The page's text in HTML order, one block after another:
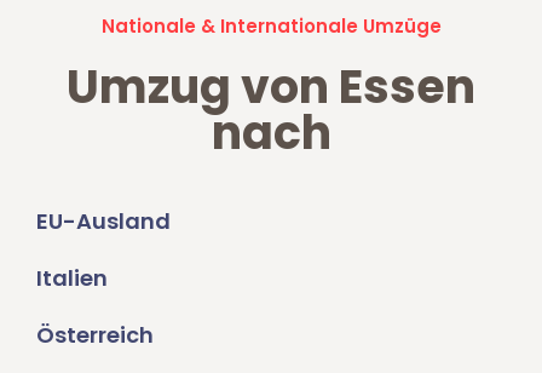
Nationale & Internationale Umzüge
Umzug von Essen
nach
EU-Ausland
Italien
Österreich